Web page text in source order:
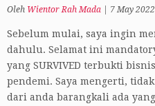
Oleh Wientor Rah Mada 7 May 2022
Sebelum mulai, saya ingin
dahulu. Selamat ini
yang SURVIVED terbukti
pendemi. Saya mengerti,
dari anda barangkali ada